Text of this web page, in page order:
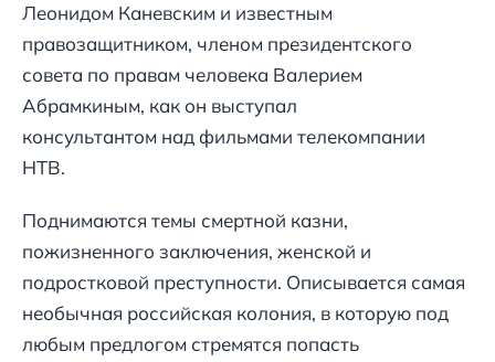
Леонидом Каневским и известным
правозащитником, членом президентского
совета по правам человека Валерием
Абрамкиным, как он выступал
консультантом над фильмами телекомпании
НТВ.
Поднимаются темы смертной казни,
пожизненного заключения, женской и
подростковой преступности. Описывается самая
необычная российская колония, в которую под
любым предлогом стремятся попасть